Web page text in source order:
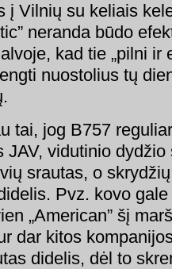
į Vilnių su keliais
neranda būdo
kad tie „pilni ir
nuostolius tų
tai, jog B757
JAV, vidutinio
srautas, o
Pvz. kovo
„American” šį
dar kitos
didelis, dėl to